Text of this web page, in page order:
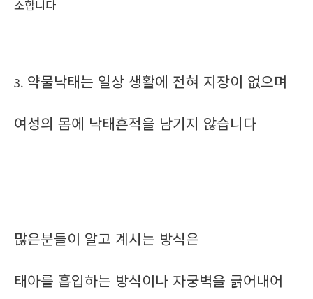
소합니다
3. 약물낙태는 일상 생활에 전혀 지장이 없으며
여성의 몸에 낙태흔적을 남기지 않습니다
많은분들이 알고 계시는 방식은
태아를 흡입하는 방식이나 자궁벽을 긁어내어